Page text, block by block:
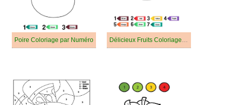
Poire Coloriage par Numéro Délicieux Fruits Coloriage par Numéro